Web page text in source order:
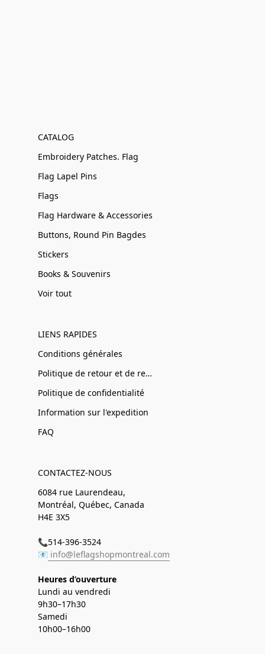
CATALOG
Embroidery Patches. Flag
Flag Lapel Pins
Flags
Flag Hardware & Accessories
Buttons, Round Pin Bagdes
Stickers
Books & Souvenirs
Voir tout
LIENS RAPIDES
Conditions générales
Politique de retour et de remboursement
Politique de confidentialité
Information sur l'expedition
FAQ
CONTACTEZ-NOUS
6084 rue Laurendeau,
Montréal, Québec, Canada
H4E 3X5
📞514-396-3524
📧 info@leflagshopmontreal.com
Heures d’ouverture
Lundi au vendredi
9h30–17h30
Samedi
10h00–16h00